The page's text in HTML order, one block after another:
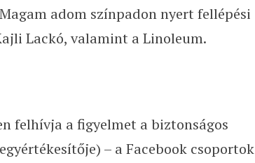
adom színpadon nyert fellépési
Lackó, valamint a Linoleum.
felhívja a figyelmet a biztonságos
– a Facebook csoportok